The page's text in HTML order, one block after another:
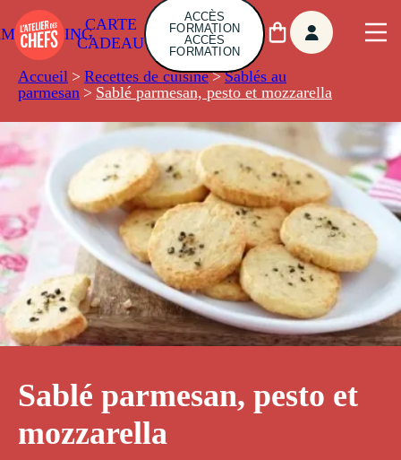
CARTE
CADEAU
ACCÈS
FORMATION
ACCÈS
FORMATION
Accueil > Recettes de cuisine > Sablés au
parmesan > Sablé parmesan, pesto et mozzarella
Sablé parmesan, pesto et
mozzarella